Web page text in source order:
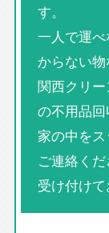
す。
一人で運
からない
関西クリ
の不用品回
家の中を
ご連絡く
受け付けて